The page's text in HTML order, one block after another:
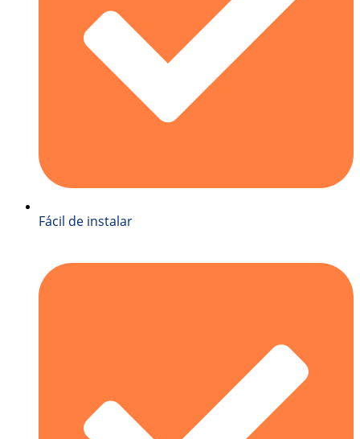
Fácil de instalar